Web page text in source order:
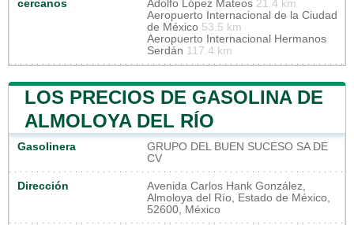
cercanos Adolfo López Mateos 21.4 km
Aeropuerto Internacional de la Ciudad
de México 53.5 km
Aeropuerto Internacional Hermanos
Serdán 117.4 km
LOS PRECIOS DE GASOLINA DE
ALMOLOYA DEL RÍO
Gasolinera
GRUPO DEL BUEN SUCESO SA DE
CV
Dirección
Avenida Carlos Hank González,
Almoloya del Río, Estado de México,
52600, México